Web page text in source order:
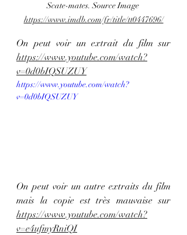
Scate-mates. Source Image
https://www.imdb.com/fr/title/tt0447696/
https://www.youtube.com/watch?
v=0d0bIQSUZUY
https://www.youtube.com/watch?
v=0d0bIQSUZUY
On peut voir un autre extraits du film
https://www.youtube.com/watch?
v=e4ufmyRniQI